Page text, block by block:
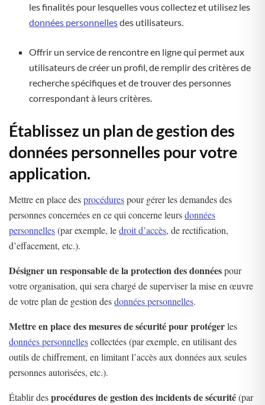
les finalités pour lesquelles vous collectez et utilisez les
données personnellesdes utilisateurs.
Offrir un service de rencontre en ligne qui permet aux
utilisateurs de créer un profil, de remplir des critères de
recherche spécifiques et de trouver des personnes
correspondant à leurs critères.
Établissez un plan de gestion des
données personnelles pour votre
application.
Mettre en place desprocédurespour gérer les demandes des
personnes concernées en ce qui concerne leursdonnées
personnelles(par exemple, ledroit d’accès, de rectification,
d’effacement, etc.).
Désigner un responsable de la protection des donnéespour
votre organisation, qui sera chargé de superviser la mise en œuvre
de votre plan de gestion desdonnées personnelles.
Mettre en place des mesures de sécurité pour protégerles
données personnellescollectées (par exemple, en utilisant des
outils de chiffrement, en limitant l’accès aux données aux seules
personnes autorisées, etc.).
Établir desprocédures de gestion des incidents de sécurité(par